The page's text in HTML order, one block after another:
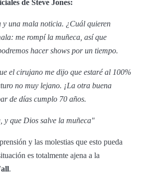
de Steve Jones:
y una mala noticia. ¿Cuál quieren
me rompí la muñeca, así que
hacer shows por un tiempo.
el cirujano me dijo que estaré al 100%
no muy lejano. ¡La otra buena
de días cumplo 70 años.
y que Dios salve la muñeca"
y las molestias que esto pueda
es totalmente ajena a la
.